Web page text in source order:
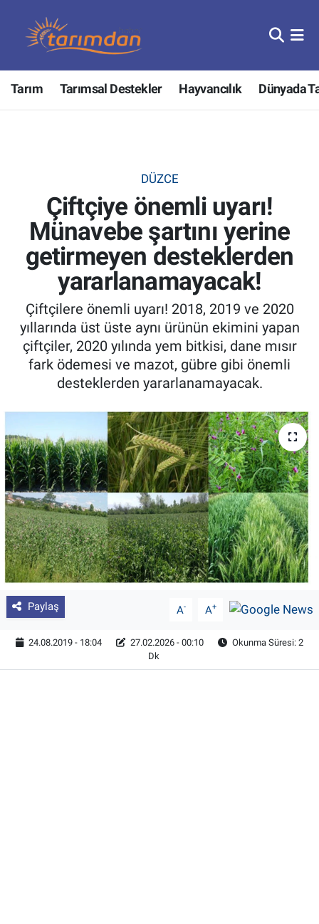
Tarım Tarımsal Destekler Hayvancılık Dünyada
DÜZCE
Çiftçiye önemli uyarı!
Münavebe şartını yerine
getirmeyen desteklerden
yararlanamayacak!
Çiftçilere önemli uyarı! 2018, 2019 ve 2020
yıllarında üst üste aynı ürünün ekimini yapan
çiftçiler, 2020 yılında yem bitkisi, dane mısır
fark ödemesi ve mazot, gübre gibi önemli
desteklerden yararlanamayacak.
Paylaş A- A+
24.08.2019 - 18:04 27.02.2026 - 00:10
Okunma Süresi: 2
Dk
Tarım
Hayvancılık
Tarımsal Destekler
Tarım Bakanlığı
Tarım Kredi Kooperatifleri
Pankobirlik
Et fiyatları
Tarım Bilgisi
Yetiştirici Soruyor
Dünyada Tarım
Üretici Birlikleri
Şeker ve Şekerli Mamüller
Tahıllar ve Baklagiller
Tohum
Nöbetçi Eczaneler
Hava Durumu
Tüm Manşetler
Son Dakika Haberleri